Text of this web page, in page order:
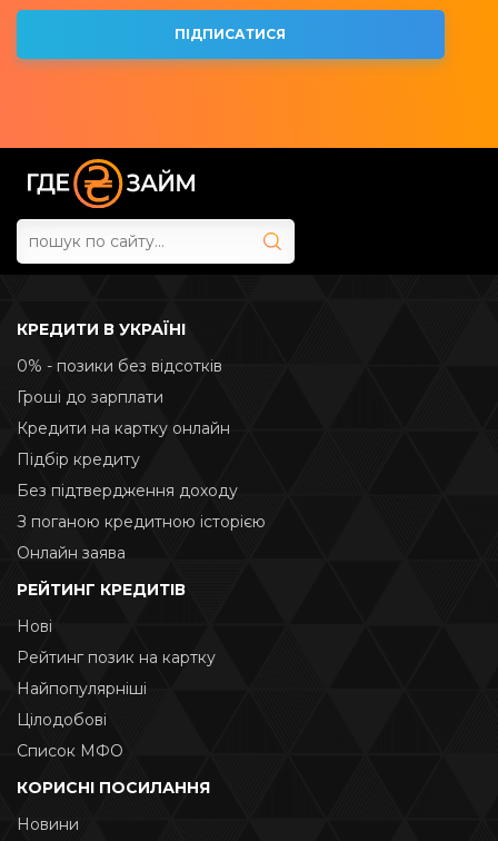
КРЕДИТИ В УКРАЇНІ
0% - позики без відсотків
Гроші до зарплати
Кредити на картку онлайн
Підбір кредиту
Без підтвердження доходу
З поганою кредитною історією
Онлайн заява
РЕЙТИНГ КРЕДИТІВ
Нові
Рейтинг позик на картку
Найпопулярніші
Цілодобові
Список МФО
КОРИСНІ ПОСИЛАННЯ
Новини